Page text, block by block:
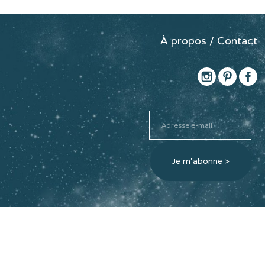
À propos / Contact
Adresse
e-
mail
Je m'abonne >